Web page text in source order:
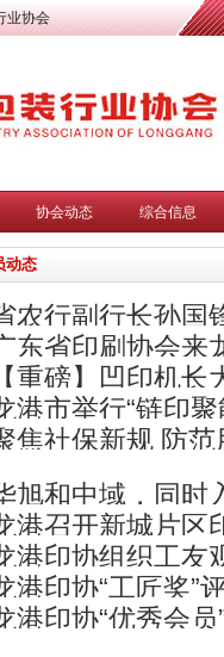
业协会
协会动态 综合信息
动态
农行副行长孙国
东省印刷协会来
【重磅】凹印机
港市举行“链印
签约仪式
焦社保新规 防
二）》专题讲座
旭和中域，同时
港召开新城片区
港印协组织工友
港印协“工匠奖”
港印协“优秀会